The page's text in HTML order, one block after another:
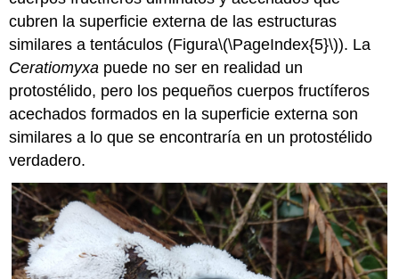
cubren la superficie externa de las estructuras
similares a tentáculos (Figura\(\PageIndex{5}\)). La
Ceratiomyxa puede no ser en realidad un
protostélido, pero los pequeños cuerpos fructíferos
acechados formados en la superficie externa son
similares a lo que se encontraría en un protostélido
verdadero.